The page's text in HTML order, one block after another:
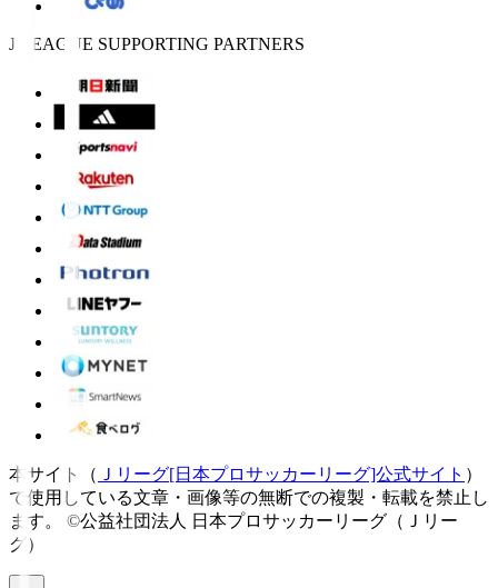
J.LEAGUE SUPPORTING PARTNERS
本サイト（ Ｊリーグ[日本プロサッカーリーグ]公式サイト ）
で使用している文章・画像等の無断での複製・転載を禁止し
ます。
©公益社団法人 日本プロサッカーリーグ（Ｊリー
グ）